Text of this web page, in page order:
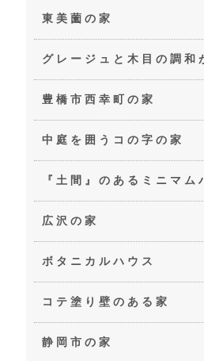
東美薗の家
グレージュと木目の調和
豊橋市西幸町の家
中庭を囲うコの字の家
『土間』のあるミニマム
広沢の家
ボタニカルハウス
コテ塗り壁のある家
静岡市の家